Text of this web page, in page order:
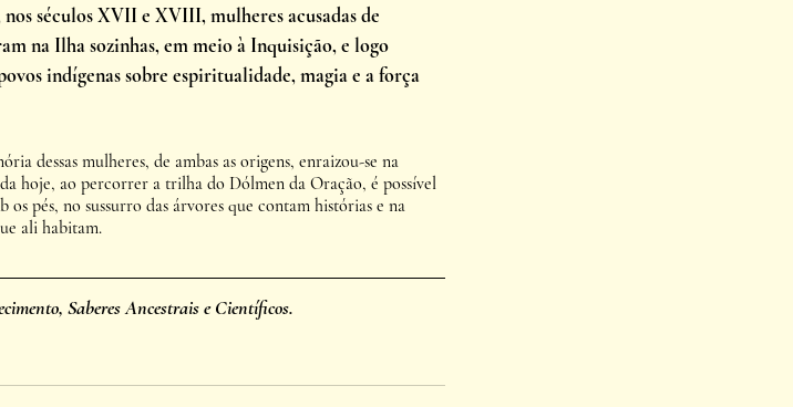
séculos XVII e XVIII, mulheres acusadas de
na Ilha sozinhas, em meio à Inquisição, e logo
indígenas sobre espiritualidade, magia e a força
dessas mulheres, de ambas as origens, enraizou-se na
hoje, ao percorrer a trilha do Dólmen da Oração, é possível
os pés, no sussurro das árvores que contam histórias e na
ali habitam.
Saberes Ancestrais e Científicos.